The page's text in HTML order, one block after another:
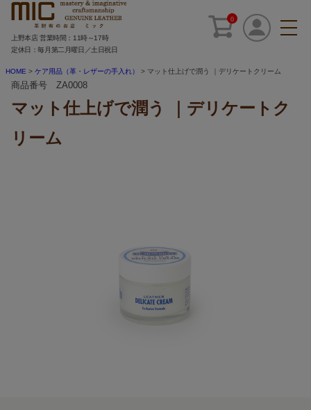
0
上野本店 営業時間：11時～17時
定休日：毎月第二月曜日／土日祝日
HOME ケア用品（革・レザーの手入れ） マット仕上げで潤う ｜デリケートクリーム
商品番号 ZA0008
マット仕上げで潤う ｜デリケートク
リーム